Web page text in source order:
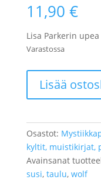
11,90 €
Lisa Parkerin
Varastossa
"Loyal
Companions"
Lisää
Osastot:
kyltit, muistikirjat,
Avainsanat
susi, taulu, wolf